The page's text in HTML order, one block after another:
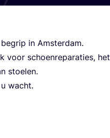
in Amsterdam.
voor schoen­re­pa­ra­ties, het
stoelen.
wacht.